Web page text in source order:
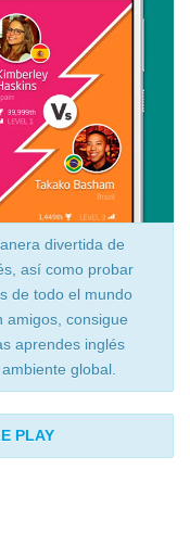
divertida de
así como probar
de todo el mundo
amigos, consigue
aprendes inglés
global.
PLAY